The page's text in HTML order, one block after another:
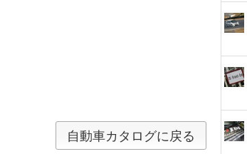
自動車カタログに戻る